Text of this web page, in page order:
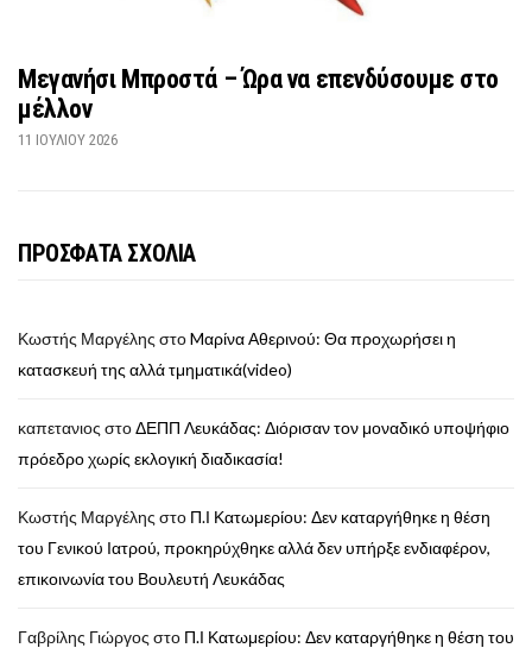
Μεγανήσι Μπροστά – Ώρα να επενδύσουμε στο
μέλλον
11 ΙΟΥΛΊΟΥ 2026
ΠΡΟΣΦΑΤΑ ΣΧΟΛΙΑ
Κωστής Μαργέλης στοMαρίνα Αθερινού: Θα προχωρήσει η
κατασκευή της αλλά τμηματικά(video)
καπετανιος στοΔΕΠΠ Λευκάδας: Διόρισαν τον μοναδικό υποψήφιο
πρόεδρο χωρίς εκλογική διαδικασία!
Κωστής Μαργέλης στο Π.Ι Κατωμερίου: Δεν καταργήθηκε η θέση
του Γενικού Ιατρού, προκηρύχθηκε αλλά δεν υπήρξε ενδιαφέρον,
επικοινωνία του Βουλευτή Λευκάδας
Γαβρίλης Γιώργος στο Π.Ι Κατωμερίου: Δεν καταργήθηκε η θέση του